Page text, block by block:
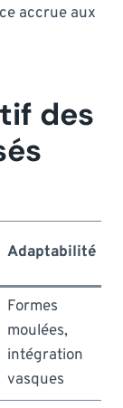
accrue aux
des
Adaptabilité
Formes
moulées,
intégration
vasques